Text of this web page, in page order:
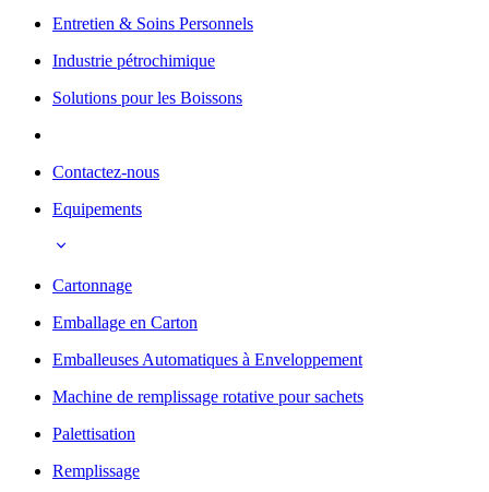
Entretien & Soins Personnels
Industrie pétrochimique
Solutions pour les Boissons
Contactez-nous
Equipements
Cartonnage
Emballage en Carton
Emballeuses Automatiques à Enveloppement
Machine de remplissage rotative pour sachets
Palettisation
Remplissage